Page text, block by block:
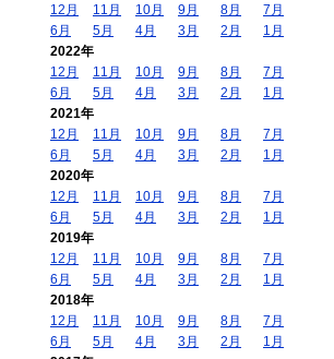
12月
11月 10月 9月 8月
7月
6月
5月 4月 3月 2月
1月
2022年
12月
11月 10月 9月 8月
7月
6月
5月 4月 3月 2月
1月
2021年
12月
11月 10月 9月 8月
7月
6月
5月 4月 3月 2月
1月
2020年
12月
11月 10月 9月 8月
7月
6月
5月 4月 3月 2月
1月
2019年
12月
11月 10月 9月 8月
7月
6月
5月 4月 3月 2月
1月
2018年
12月
11月 10月 9月 8月
7月
6月
5月 4月 3月 2月
1月